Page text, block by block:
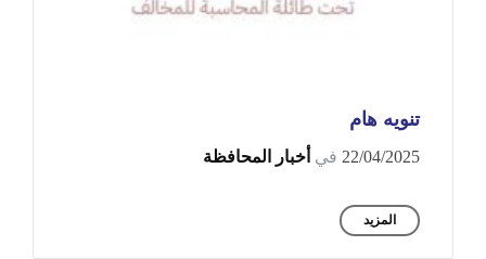
تنويه هام
22/04/2025 في أخبار المحافظة
المزيد